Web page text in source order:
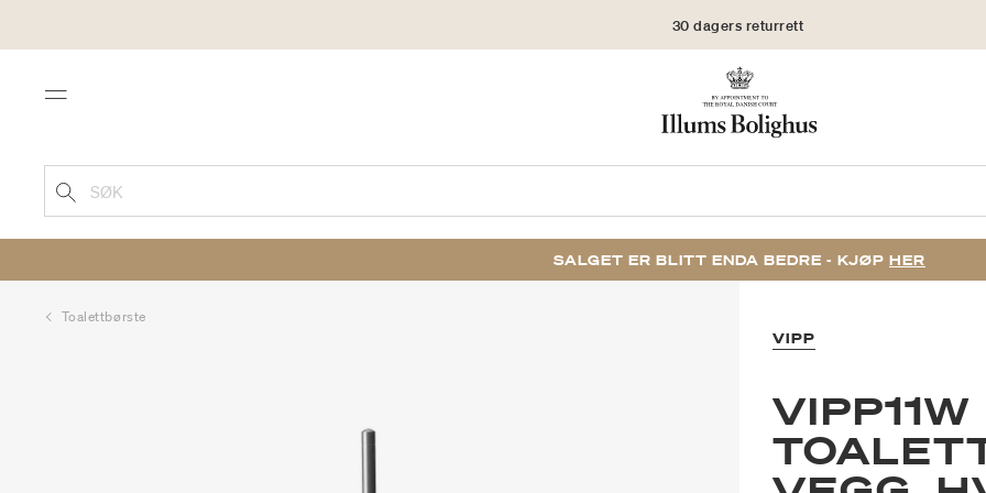
30 dagers returrett
Menu
SØK
SALGET ER BLITT ENDA BEDRE - KJØP HER
Toalettbørste
VIPP
VIPP11W